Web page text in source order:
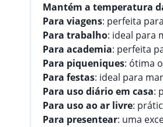
Mantém a temperatura
Para viagens: perfeita
Para trabalho: ideal para
Para academia: perfeita
Para piqueniques: ótima
Para festas: ideal para
Para uso diário em casa:
Para uso ao ar livre:
Para presentear: uma